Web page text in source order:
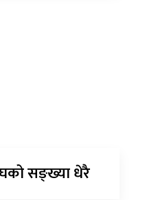
सङ्ख्या धेरै